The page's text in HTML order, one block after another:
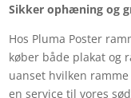
Sikker ophæning og
Hos Pluma Poster
køber både plakat og
uanset hvilken
en service til vores